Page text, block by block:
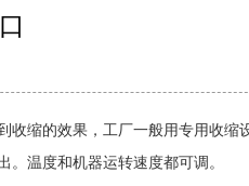
收缩的效果，工厂一般用专用收缩
温度和机器运转速度都可调。